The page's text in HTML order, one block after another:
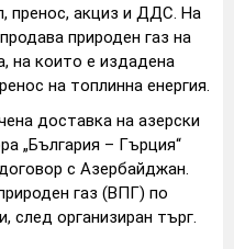
пренос, акциз и ДДС. На
природен газ на
на които е издадена
на топлинна енергия.
доставка на азерски
„България – Гърция“
с Азербайджан.
газ (ВПГ) по
след организиран търг.